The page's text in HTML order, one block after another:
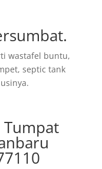
wastafel buntu,
septic tank
Tumpat